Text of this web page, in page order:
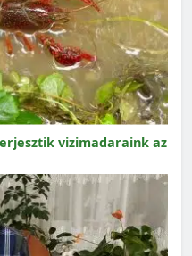
vizimadaraink az